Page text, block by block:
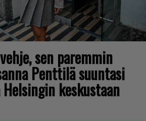
sen paremmin
Penttilä suuntasi
keskustaan